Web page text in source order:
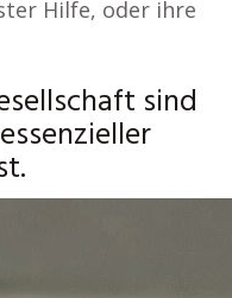
Hilfe, oder ihre
sind